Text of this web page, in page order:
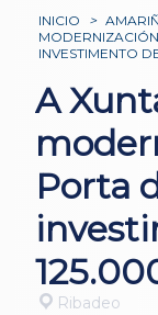
INICIO >
INVESTIMENTO
A
Porta
Ribadeo